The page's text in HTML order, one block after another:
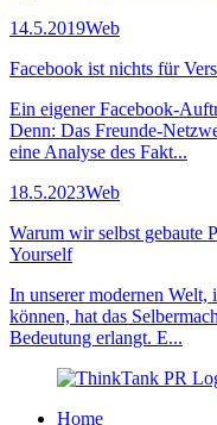
14.5.2019Web
Facebook ist nichts für
Ein eigener Facebook-
Denn: Das Freunde-
eine Analyse des Fakt...
18.5.2023Web
Warum wir selbst gebaute
Yourself
In unserer modernen
können, hat das
Bedeutung erlangt. E...
Home